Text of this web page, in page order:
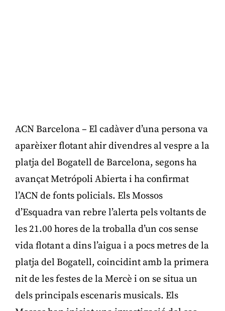
ACN Barcelona – El cadàver d’una persona va
aparèixer flotant ahir divendres al vespre a la
platja del Bogatell de Barcelona, segons ha
avançat Metrópoli Abierta i ha confirmat
l’ACN de fonts policials. Els Mossos
d’Esquadra van rebre l’alerta pels voltants de
les 21.00 hores de la troballa d’un cos sense
vida flotant a dins l’aigua i a pocs metres de la
platja del Bogatell, coincidint amb la primera
nit de les festes de la Mercè i on se situa un
dels principals escenaris musicals. Els